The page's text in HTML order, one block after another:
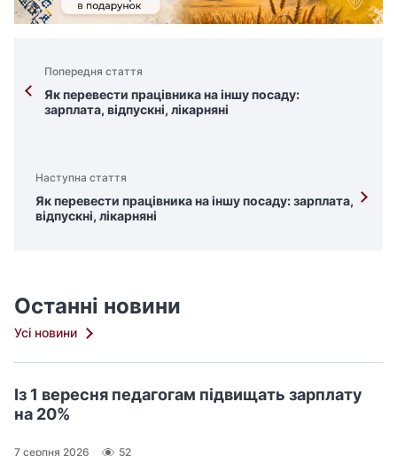
Попередня стаття
Як перевести працівника на іншу посаду:
зарплата, відпускні, лікарняні
Наступна стаття
Як перевести працівника на іншу посаду: зарплата,
відпускні, лікарняні
Останні новини
Усі новини
Із 1 вересня педагогам підвищать зарплату
на 20%
7 серпня 2026 52